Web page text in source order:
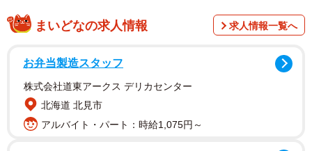
まいどなの求人情報 求人情報一覧へ
お弁当製造スタッフ
株式会社道東アークス デリカセンター
北海道 北見市
アルバイト・パート：時給1,075円～